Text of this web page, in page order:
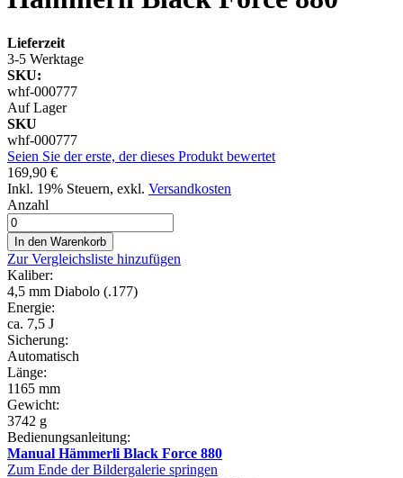
Lieferzeit
3-5 Werktage
SKU:
whf-000777
Auf Lager
SKU
whf-000777
Seien Sie der erste, der dieses Produkt bewertet
169,90 €
Inkl. 19% Steuern, exkl. Versandkosten
Anzahl
In den Warenkorb
Zur Vergleichsliste hinzufügen
Kaliber:
4,5 mm Diabolo (.177)
Energie:
ca. 7,5 J
Sicherung:
Automatisch
Länge:
1165 mm
Gewicht:
3742 g
Bedienungsanleitung:
Manual Hämmerli Black Force 880
Zum Ende der Bildergalerie springen